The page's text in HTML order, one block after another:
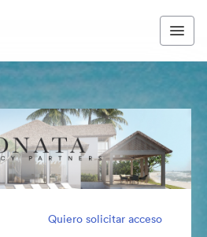
Quiero solicitar acceso